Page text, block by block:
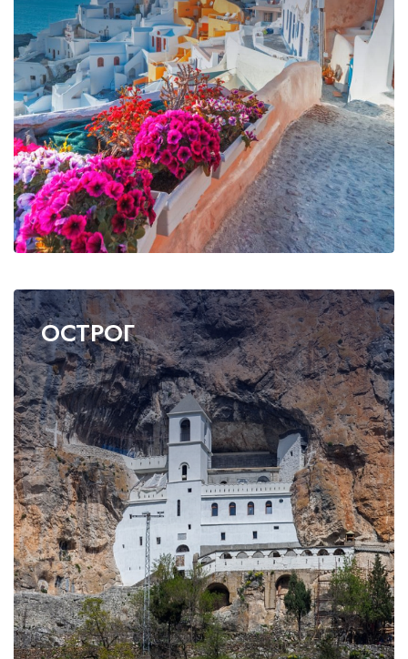
OСТРОГ
Wonderful 4.5+ 45
Very good 4+ 21
Good 3.5+ 78
Style
Budget
92
Mid-range
45
Luxury
21
Family-friendly
78
Business
679
Neighborhood
Central London
92
Guests' favourite area
45
Westminster Borough
21
Kensington and Chelsea
78
Oxford Street
679